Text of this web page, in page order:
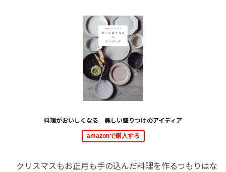
料理がおいしくなる 美しい盛りつけのアイディア
amazonで購入する
クリスマスもお正月も手の込んだ料理を作るつもりはな